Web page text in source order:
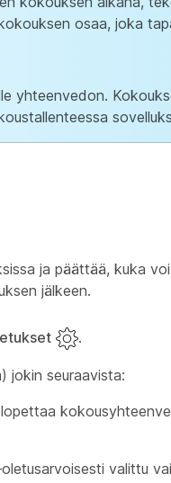
osaa, joka
yhteenvedon.
ja päättää, kuka
jälkeen.
.
jokin seuraavista:
valittu